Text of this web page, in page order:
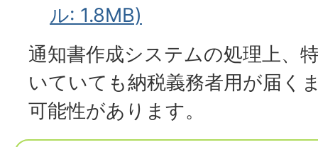
ル: 1.8MB)
通知書作成システムの処理上、
いていても納税義務者用が届く
可能性があります。